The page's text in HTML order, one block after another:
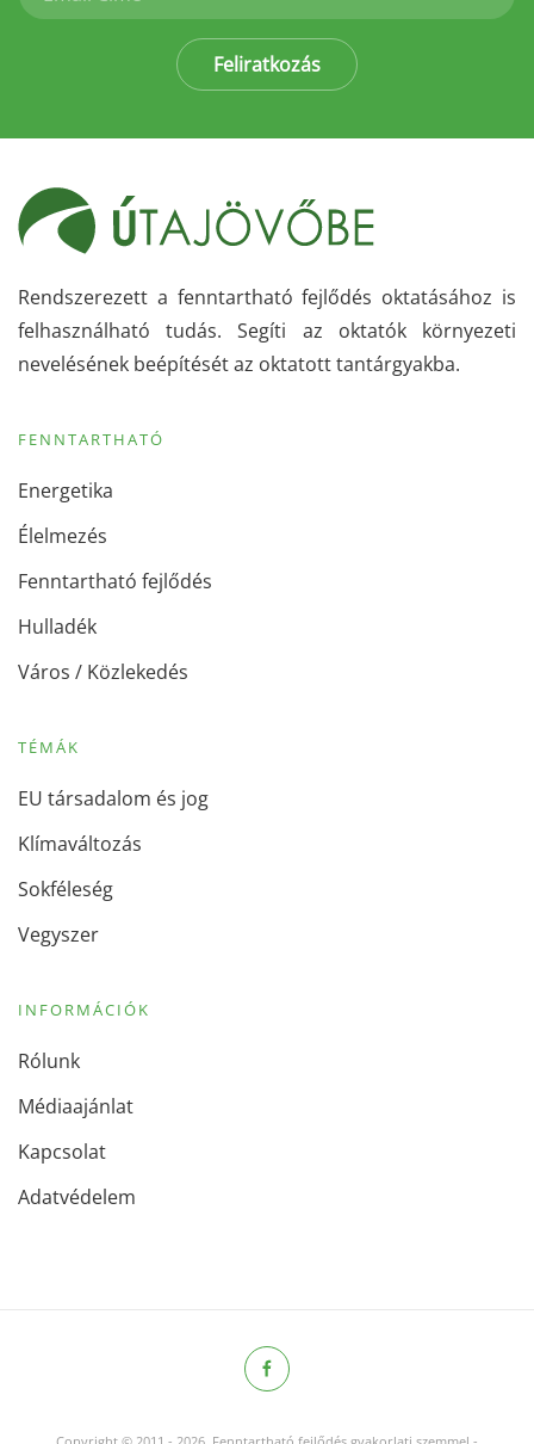
Feliratkozás
Rendszerezett a fenntartható fejlődés oktatásához is
felhasználható tudás. Segíti az oktatók környezeti
nevelésének beépítését az oktatott tantárgyakba.
FENNTARTHATÓ
Energetika
Élelmezés
Fenntartható fejlődés
Hulladék
Város / Közlekedés
TÉMÁK
EU társadalom és jog
Klímaváltozás
Sokféleség
Vegyszer
INFORMÁCIÓK
Rólunk
Médiaajánlat
Kapcsolat
Adatvédelem